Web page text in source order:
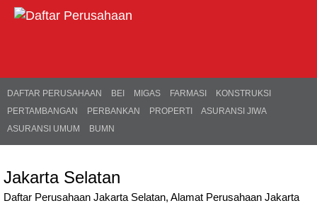
DAFTAR PERUSAHAAN BEI MIGAS FARMASI
KONSTRUKSI
PERTAMBANGAN
PERBANKAN PROPERTI
ASURANSI JIWA
ASURANSI UMUM
BUMN
Jakarta Selatan
Daftar Perusahaan Jakarta Selatan, Alamat Perusahaan Jakarta